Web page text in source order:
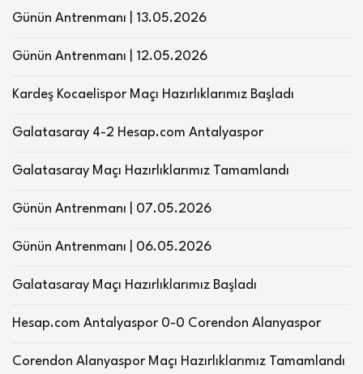
Günün Antrenmanı | 13.05.2026
Günün Antrenmanı | 12.05.2026
Kardeş Kocaelispor Maçı Hazırlıklarımız Başladı
Galatasaray 4-2 Hesap.com Antalyaspor
Galatasaray Maçı Hazırlıklarımız Tamamlandı
Günün Antrenmanı | 07.05.2026
Günün Antrenmanı | 06.05.2026
Galatasaray Maçı Hazırlıklarımız Başladı
Hesap.com Antalyaspor 0-0 Corendon Alanyaspor
Corendon Alanyaspor Maçı Hazırlıklarımız Tamamlandı